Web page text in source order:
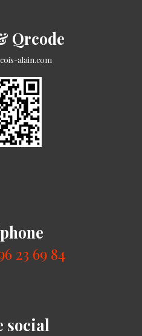
Qrcode
alain.com
23 69 84
social